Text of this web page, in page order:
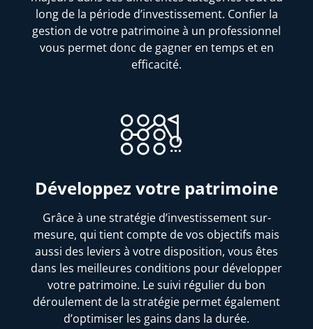
long de la période d’investissement. Confier la
gestion de votre patrimoine à un professionnel
vous permet donc de gagner en temps et en
efficacité.
Développez votre patrimoine
Grâce à une stratégie d’investissement sur-
mesure, qui tient compte de vos objectifs mais
aussi des leviers à votre disposition, vous êtes
dans les meilleures conditions pour développer
votre patrimoine. Le suivi régulier du bon
déroulement de la stratégie permet également
d’optimiser les gains dans la durée.